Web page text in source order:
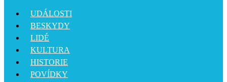
UDÁLOSTI
BESKYDY
LIDÉ
KULTURA
HISTORIE
POVÍDKY